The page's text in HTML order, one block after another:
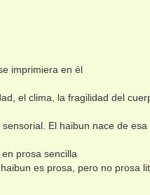
imprimiera en él
el clima, la fragilidad del
El haibun nace de
prosa sencilla
es prosa, pero no prosa